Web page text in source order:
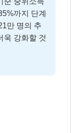
까지 단계
만 명의 추
욱 강화할 것